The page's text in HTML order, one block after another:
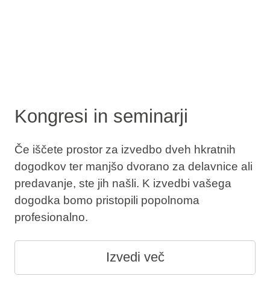
Kongresi in seminarji
Če iščete prostor za izvedbo dveh hkratnih
dogodkov ter manjšo dvorano za delavnice ali
predavanje, ste jih našli. K izvedbi vašega
dogodka bomo pristopili popolnoma
profesionalno.
Izvedi več